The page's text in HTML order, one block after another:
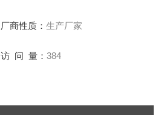
厂商性质： 生产厂家
访 问 量： 384